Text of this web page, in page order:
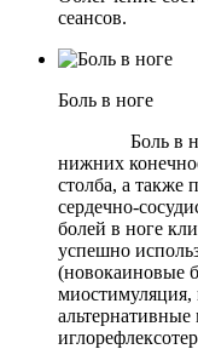
сеансов.
Боль в ноге
Боль в
нижних
столба, а также
сердечно-
болей в ноге
успешно
(новокаиновые
миостимуляция,
альтернативные